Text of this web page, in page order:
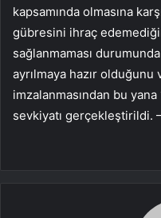
kapsamında olmasına
gübresini ihraç
sağlanmaması
ayrılmaya hazır olduğunu
imzalanmasından bu
sevkiyatı gerçekleştirildi.